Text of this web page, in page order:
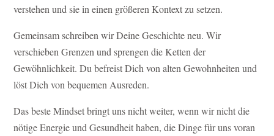
verstehen und sie in einen größeren Kontext zu setzen.
Gemeinsam schreiben wir Deine Geschichte neu. Wir
verschieben Grenzen und sprengen die Ketten der
Gewöhnlichkeit. Du befreist Dich von alten Gewohnheiten und
löst Dich von bequemen Ausreden.
Das beste Mindset bringt uns nicht weiter, wenn wir nicht die
nötige Energie und Gesundheit haben, die Dinge für uns voran